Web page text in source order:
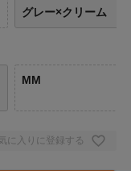
グレー×クリーム
MM
に入りに登録する